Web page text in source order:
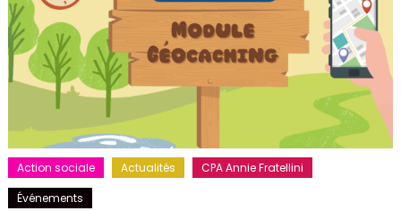
Action sociale Actualités
CPA Annie Fratellini
Événements